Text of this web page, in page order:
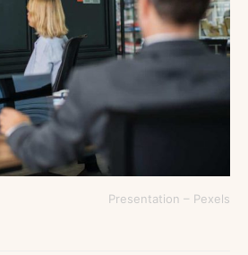
Presentation – Pexels